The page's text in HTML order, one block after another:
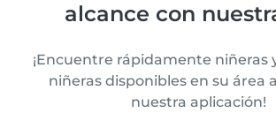
alcance con
¡Encuentre rápidamente niñeras
niñeras disponibles en su área
nuestra aplicación!